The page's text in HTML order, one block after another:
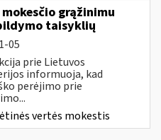
grąžinimu
taisyklių
05
prie Lietuvos
informuoja, kad
perėjimo prie
vertės mokestis